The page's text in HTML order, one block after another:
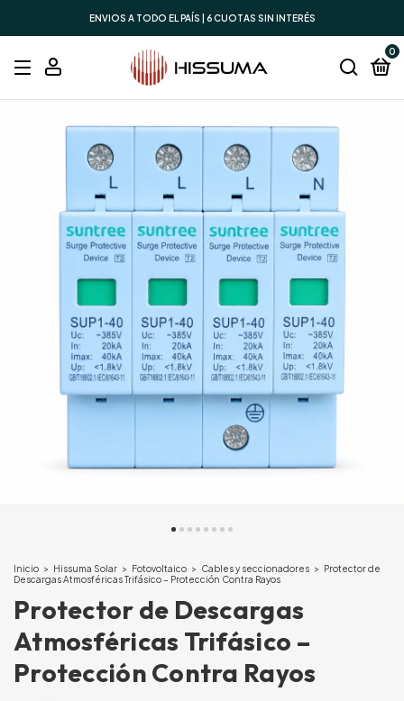
ENVIOS A TODO EL PAÍS | 6 CUOTAS SIN INTERÉS
0
Inicio > Hissuma Solar > Fotovoltaico > Cables y seccionadores > Protector de
Descargas Atmosféricas Trifásico – Protección Contra Rayos
Protector de Descargas
Atmosféricas Trifásico –
Protección Contra Rayos